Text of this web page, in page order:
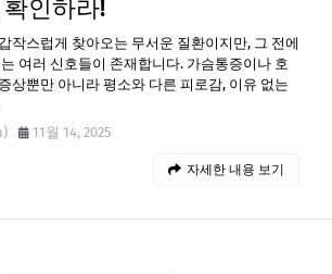
인하라!
작스럽게 찾아오는 무서운 질환이지만, 그 전에
여러 신호들이 존재합니다. 가슴통증이나 호
상뿐만 아니라 평소와 다른 피로감, 이유 없는
11월 14, 2025
자세한 내용 보기